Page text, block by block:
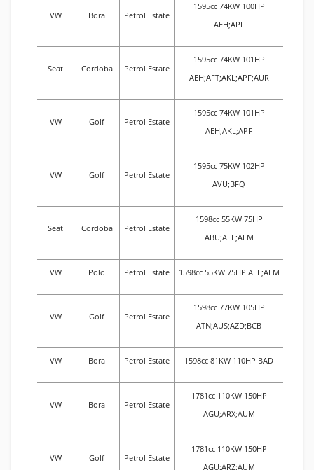
VW Bora Petrol Estate
1595cc 74KW 100HP
AEH;APF
Seat Cordoba Petrol Estate
1595cc 74KW 101HP
AEH;AFT;AKL;APF;AUR
VW Golf Petrol Estate
1595cc 74KW 101HP
AEH;AKL;APF
VW Golf Petrol Estate
1595cc 75KW 102HP
AVU;BFQ
Seat Cordoba Petrol Estate
1598cc 55KW 75HP
ABU;AEE;ALM
VW Polo Petrol Estate 1598cc 55KW 75HP AEE;ALM
VW Golf Petrol Estate
1598cc 77KW 105HP
ATN;AUS;AZD;BCB
VW Bora Petrol Estate 1598cc 81KW 110HP BAD
VW Bora Petrol Estate
1781cc 110KW 150HP
AGU;ARX;AUM
VW Golf Petrol Estate
1781cc 110KW 150HP
AGU;ARZ;AUM